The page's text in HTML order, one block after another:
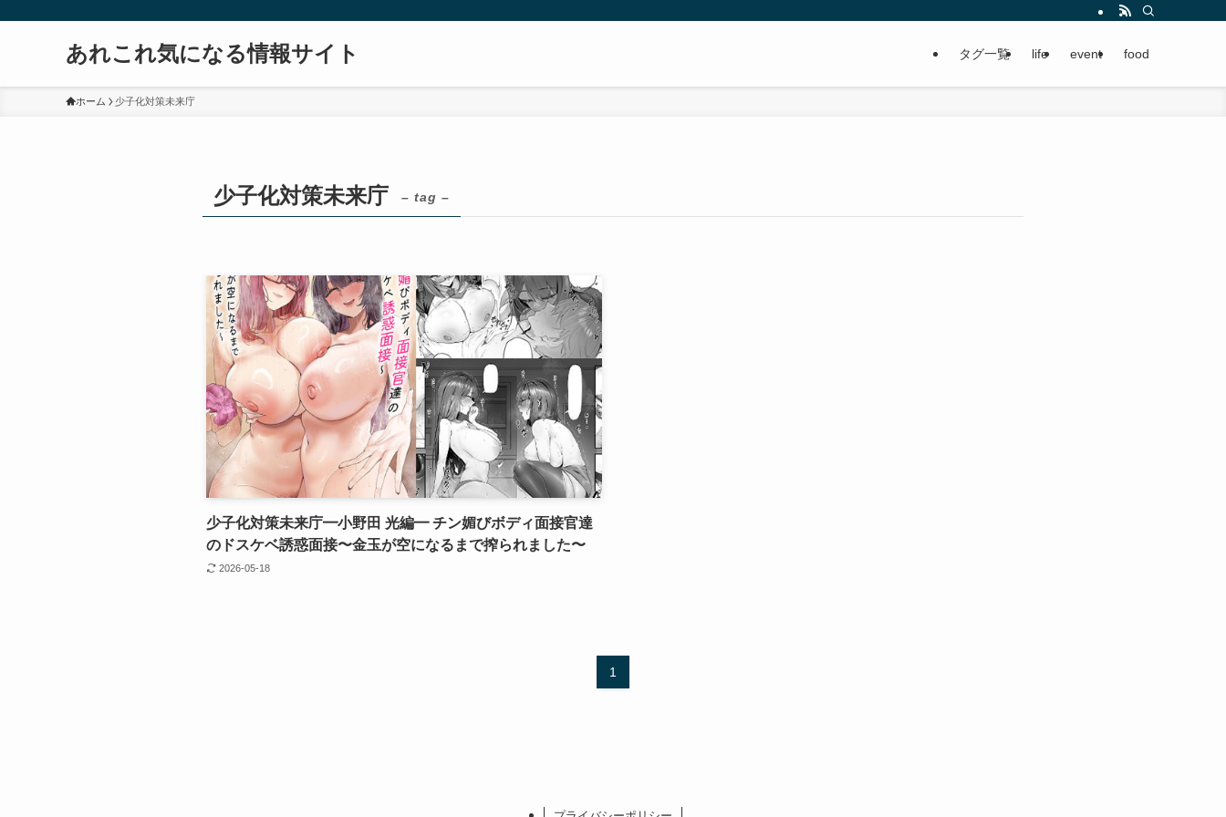
あれこれ気になる情報サイト タグ一覧 life event food
ホーム 少子化対策未来庁
少子化対策未来庁 – tag –
少子化対策未来庁━小野田 光編━ チン媚びボディ面接官達
のドスケベ誘惑面接〜金玉が空になるまで搾られました〜
2026-05-18
1